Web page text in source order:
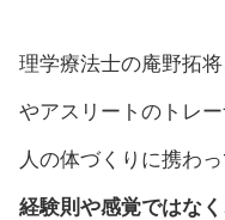
理学療法士の庵野拓
やアスリートのトレ
人の体づくりに携わっ
経験則や感覚ではな